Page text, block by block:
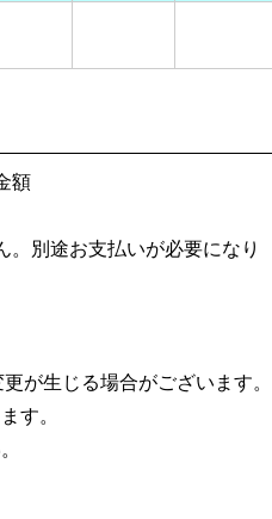
額
別途お支払いが必要になり
が生じる場合がございます。
す。